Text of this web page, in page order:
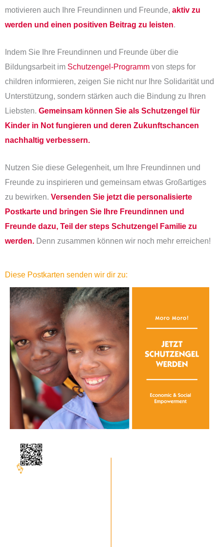
motivieren auch Ihre Freundinnen und Freunde, aktiv zu
werden und einen positiven Beitrag zu leisten.
Indem Sie Ihre Freundinnen und Freunde über die
Bildungsarbeit im Schutzengel-Programm von steps for
children informieren, zeigen Sie nicht nur Ihre Solidarität und
Unterstützung, sondern stärken auch die Bindung zu Ihren
Liebsten. Gemeinsam können Sie als Schutzengel für
Kinder in Not fungieren und deren Zukunftschancen
nachhaltig verbessern.
Nutzen Sie diese Gelegenheit, um Ihre Freundinnen und
Freunde zu inspirieren und gemeinsam etwas Großartiges
zu bewirken. Versenden Sie jetzt die personalisierte
Postkarte und bringen Sie Ihre Freundinnen und
Freunde dazu, Teil der steps Schutzengel Familie zu
werden. Denn zusammen können wir noch mehr erreichen!
Diese Postkarten senden wir dir zu: